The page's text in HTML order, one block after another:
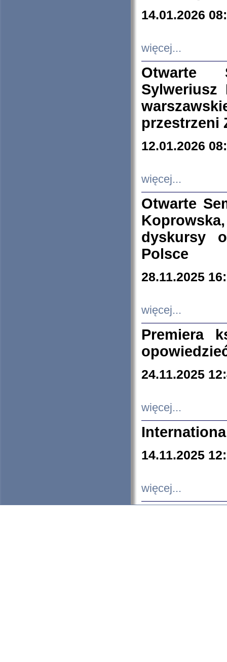
14.01.2026
więcej...
Otwarte
Sylweriusz
przestrzeni
12.01.2026
więcej...
Otwarte
dyskursy
Polsce
28.11.2025
więcej...
Premiera
24.11.2025
więcej...
14.11.2025
więcej...